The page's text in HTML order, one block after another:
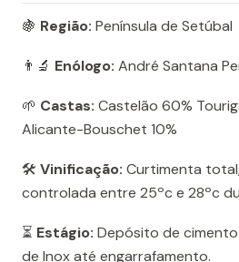
🍇 Região: Península de Setúbal
👨‍🔬 Enólogo: André Santana
🌱 Castas: Castelão 60%
Alicante-Bouschet 10%
🛠️ Vinificação: Curtimenta
controlada entre 25ºc e 28ºc
⏳ Estágio: Depósito de
de Inox até engarrafamento.